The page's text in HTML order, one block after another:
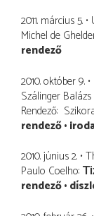
2011. március 5.
Michel de
rendező
2010. október 9.
Szálinger
Rendező
rendező
2010. június 2.
Paulo Coelho
rendező